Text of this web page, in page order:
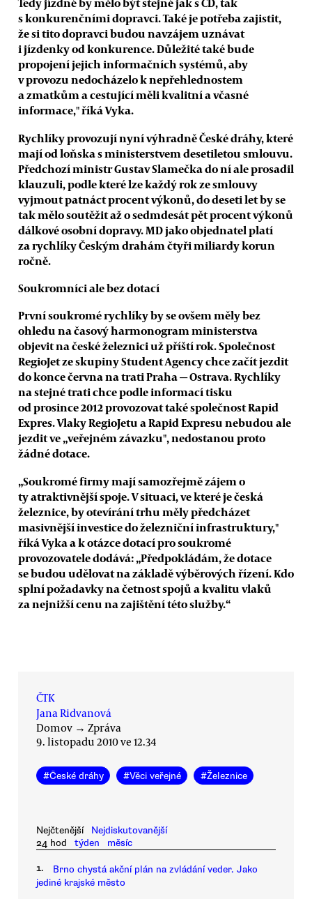
s konkurenčními dopravci. Také je potřeba zajistit,
že si tito dopravci budou navzájem uznávat
i jízdenky od konkurence. Důležité také bude
propojení jejich informačních systémů, aby
v provozu nedocházelo k nepřehlednostem
a zmatkům a cestující měli kvalitní a včasné
informace," říká Vyka.
Rychlíky provozují nyní výhradně České dráhy, které
mají od loňska s ministerstvem desetiletou smlouvu.
Předchozí ministr Gustav Slamečka do ní ale prosadil
klauzuli, podle které lze každý rok ze smlouvy
vyjmout patnáct procent výkonů, do deseti let by se
tak mělo soutěžit až o sedmdesát pět procent výkonů
dálkové osobní dopravy. MD jako objednatel platí
za rychlíky Českým drahám čtyři miliardy korun
ročně.
Soukromníci ale bez dotací
První soukromé rychlíky by se ovšem měly bez
ohledu na časový harmonogram ministerstva
objevit na české železnici už příští rok. Společnost
RegioJet ze skupiny Student Agency chce začít jezdit
do konce června na trati Praha—Ostrava. Rychlíky
na stejné trati chce podle informací tisku
od prosince 2012 provozovat také společnost Rapid
Expres. Vlaky RegioJetu a Rapid Expresu nebudou ale
jezdit ve „veřejném závazku", nedostanou proto
žádné dotace.
„Soukromé firmy mají samozřejmě zájem o
ty atraktivnější spoje. V situaci, ve které je česká
železnice, by otevírání trhu měly předcházet
masivnější investice do železniční infrastruktury,"
říká Vyka a k otázce dotací pro soukromé
provozovatele dodává: „Předpokládám, že dotace
se budou udělovat na základě výběrových řízení. Kdo
splní požadavky na četnost spojů a kvalitu vlaků
za nejnižší cenu na zajištění této služby.“
ČTK
Jana Ridvanová
Domov → Zpráva
9. listopadu 2010 ve 12.34
#České dráhy #Věci veřejné #Železnice
Nejčtenější
Nejdiskutovanější
24 hod
týden měsíc
1.
Brno chystá akční plán na zvládání veder. Jako
jediné krajské město